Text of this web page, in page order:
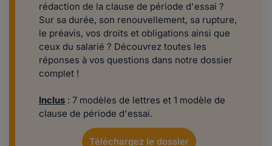
rédaction de la clause de période d'essai ?
Sur sa durée, son renouvellement, sa rupture,
le préavis, vos droits et obligations ainsi que
ceux du salarié ? Découvrez toutes les
réponses à vos questions dans notre dossier
complet !
Inclus : 7 modèles de lettres et 1 modèle de
clause de période d'essai.
Téléchargez le dossier